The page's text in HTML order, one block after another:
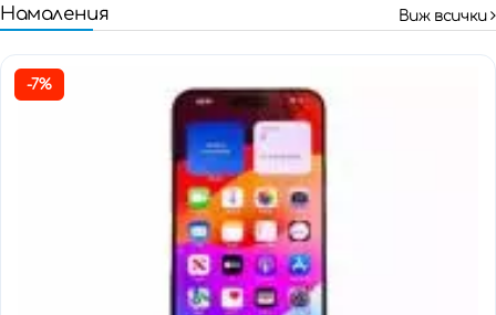
Намаления Виж всички
-7%